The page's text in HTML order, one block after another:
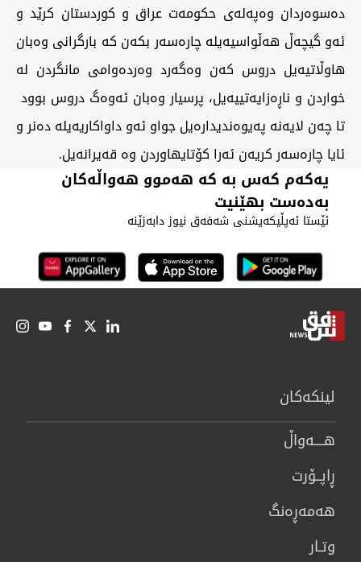
دەسوەردان وەپەلەی حکومەت عراق و کوردستان کرێد و
ئەو گیچەڵ هەڵواسیەیلە چارەسەر بکەن کە بارگرانی وەبان
هاوڵاتیەیل دروس کەن وەگەرد وەردەوامی مانگردن لە
خواردن و ناڕەزایەتییەیل، پرسیار وەبان ئەوەگ دروس بوود
تا چەن لایەنە پەیوەندیدارەیل جواو ئەو داواکاریەیلە دەنر و
ئایا چارەسەر کریەن ئەرا کۆتایهاوردن وە قەیرانەیل.
یەکەم کەس بە کە هەموو هەواڵەکان
بەدەست بهێنیت
ئێستا ئەپڵیکەیشنی شەفەق نیوز دابەزێنە
لینكەكان
هــــه‌واڵ
ڕاپــۆرت
هه‌مه‌ڕه‌نگ
وتـار